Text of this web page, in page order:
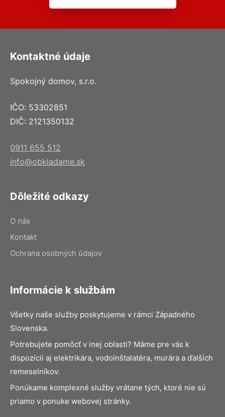
Kontaktné údaje
Spokojný domov, s.r.o.
IČO: 53302851
DIČ: 2121350132
0911 655 512
info@obkladame.sk
Dôležité odkazy
O nás
Kontakt
Ochrana osobných údajov
Informácie k službám
Všetky naše služby poskytujeme v rámci Západného
Slovenska.
Potrebujete pomôcť v inej oblasti? Máme pre vás k
dispozícii aj elektrikára, vodoinštalatéra, murára a ďalších
remeselníkov.
Ponúkame komplexné služby vrátane tých, ktoré nie sú
priamo v ponuke webovej stránky.